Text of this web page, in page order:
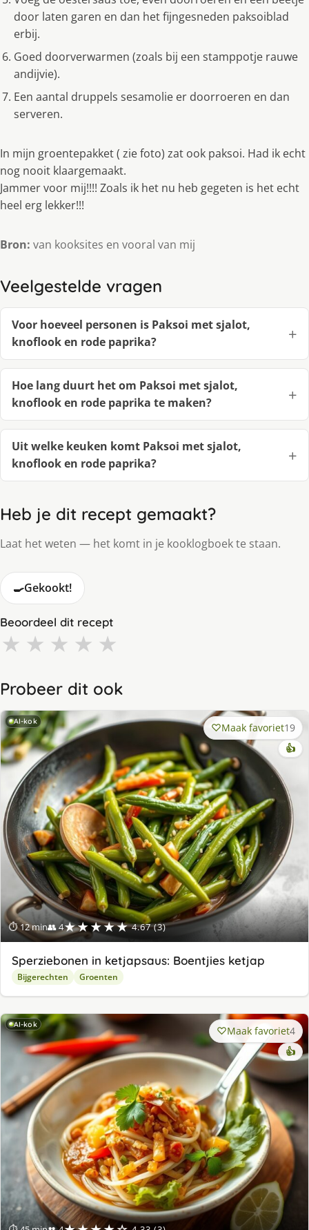
door laten garen en dan het fijngesneden paksoiblad
erbij.
Goed doorverwarmen (zoals bij een stamppotje rauwe
andijvie).
Een aantal druppels sesamolie er doorroeren en dan
serveren.
In mijn groentepakket ( zie foto) zat ook paksoi. Had ik echt
nog nooit klaargemaakt.
Jammer voor mij!!!! Zoals ik het nu heb gegeten is het echt
heel erg lekker!!!
Bron: van kooksites en vooral van mij
Veelgestelde vragen
Voor hoeveel personen is Paksoi met sjalot,
knoflook en rode paprika?
Hoe lang duurt het om Paksoi met sjalot,
knoflook en rode paprika te maken?
Uit welke keuken komt Paksoi met sjalot,
knoflook en rode paprika?
Heb je dit recept gemaakt?
Laat het weten — het komt in je kooklogboek te staan.
🍳Gekookt!
Beoordeel dit recept
★ ★ ★ ★ ★
Probeer dit ook
AI-kok
⏱ 12 min👥 4★★★★★ 4.67 (3)
Maak favoriet19
👍
Sperziebonen in ketjapsaus: Boentjies ketjap
Bijgerechten Groenten
AI-kok Maak favoriet4
👍